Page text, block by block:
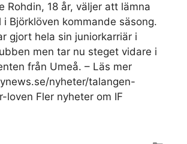
Rohdin, 18 år, väljer att lämna
i Björklöven kommande säsong.
gjort hela sin juniorkarriär i
men tar nu steget vidare i
från Umeå. – Läs mer
nyheter/talangen-
loven Fler nyheter om IF